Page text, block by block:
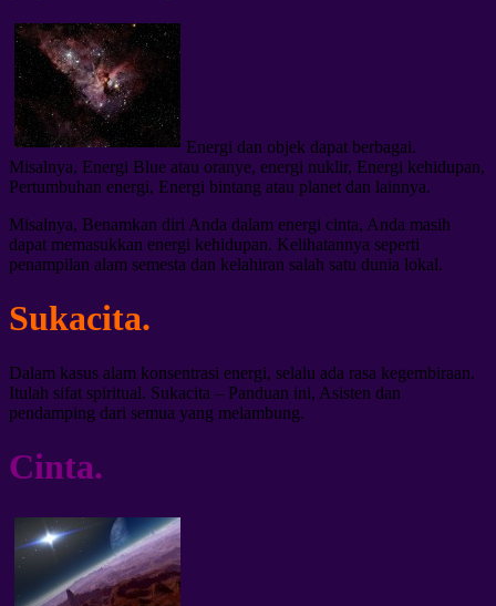
Energi dan objek dapat berbagai.
Misalnya, Energi Blue atau oranye, energi nuklir, Energi kehidupan,
Pertumbuhan energi, Energi bintang atau planet dan lainnya.
Misalnya, Benamkan diri Anda dalam energi cinta, Anda masih
dapat memasukkan energi kehidupan. Kelihatannya seperti
penampilan alam semesta dan kelahiran salah satu dunia lokal.
Sukacita.
Dalam kasus alam konsentrasi energi, selalu ada rasa kegembiraan.
Itulah sifat spiritual. Sukacita – Panduan ini, Asisten dan
pendamping dari semua yang melambung.
Cinta.